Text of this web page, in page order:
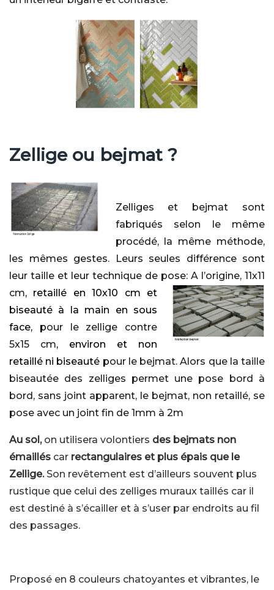
Zellige ou bejmat ?
Zelliges et bejmat sont
fabriqués selon le même
procédé, la même méthode,
les mêmes gestes. Leurs seules différence sont
leur taille et leur technique de pose: A l’origine, 11x11
cm, retaillé en 10x10 cm et
biseauté à la main en sous
face, pour le zellige contre
5x15 cm, environ et non
retaillé ni biseauté pour le bejmat. Alors que la taille
biseautée des zelliges permet une pose bord à
bord, sans joint apparent, le bejmat, non retaillé, se
pose avec un joint fin de 1mm à 2m
Au sol, on utilisera volontiers des bejmats non
émaillés car rectangulaires et plus épais que le
Zellige. Son revêtement est d’ailleurs souvent plus
rustique que celui des zelliges muraux taillés car il
est destiné à s’écailler et à s’user par endroits au fil
des passages.
Proposé en 8 couleurs chatoyantes et vibrantes, le